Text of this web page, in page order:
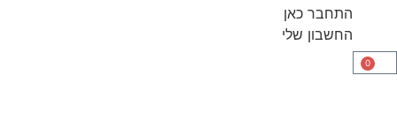
התחבר כאן
החשבון שלי
0